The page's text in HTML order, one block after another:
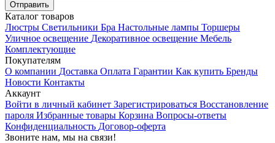
Каталог товаров
Люстры Светильники Бра Настольные лампы Торшеры
Уличное освещение Декоративное освещение Мебель
Комплектующие
Покупателям
О компании Доставка Оплата Гарантии Как купить Бренды
Новости Контакты
Аккаунт
Войти в личный кабинет Зарегистрироваться Восстановление
пароля Избранные товары Корзина Вопросы-ответы
Конфиденциальность Договор-оферта
Звоните нам, мы на связи!